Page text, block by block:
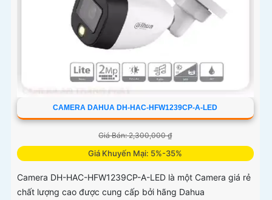
CAMERA DAHUA DH-HAC-HFW1239CP-A-LED
Giá Bán: 2,300,000 ₫
Giá Khuyến Mại: 5%-35%
Camera DH-HAC-HFW1239CP-A-LED là một Camera giá rẻ
chất lượng cao được cung cấp bởi hãng Dahua